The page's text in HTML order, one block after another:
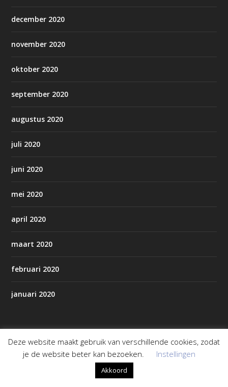
december 2020
november 2020
oktober 2020
september 2020
augustus 2020
juli 2020
juni 2020
mei 2020
april 2020
maart 2020
februari 2020
januari 2020
Pagina’s
AED’s in Staphorst/Rouveen
Deze website maakt gebruik van verschillende cookies, zodat
je de website beter kan bezoeken.
Instellingen
Akkoord